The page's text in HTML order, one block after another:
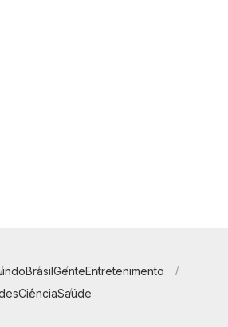
BrasilGenteEntretenimento
CiênciaSaúde